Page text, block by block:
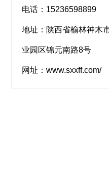
电话：15236598899
地址：陕西省榆林神木
业园区锦元南路8号
网址： www.sxxff.com/